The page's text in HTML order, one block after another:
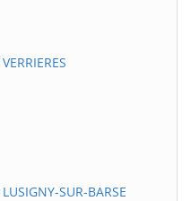
SUR-BARSE